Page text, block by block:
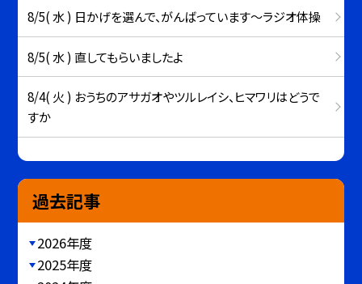
8/5( 水 ) 日かげを選んで、がんばっています～ラジオ体操
8/5( 水 ) 直してもらいましたよ
8/4( 火 ) おうちのアサガオやツルレイシ、ヒマワリはどうで
すか
過去記事
2026年度
2025年度